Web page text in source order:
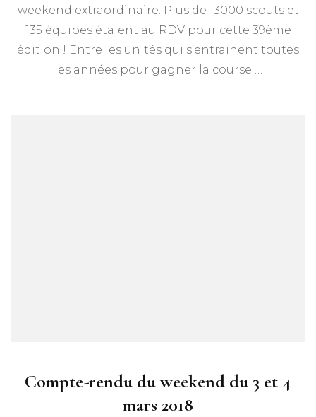
de
Cambre
weekend extraordinaire. Plus de 13000 scouts et
135 équipes étaient au RDV pour cette 39ème
édition ! Entre les unités qui s’entrainent toutes
les années pour gagner la course …
Compte-rendu du weekend du 3 et 4
mars 2018